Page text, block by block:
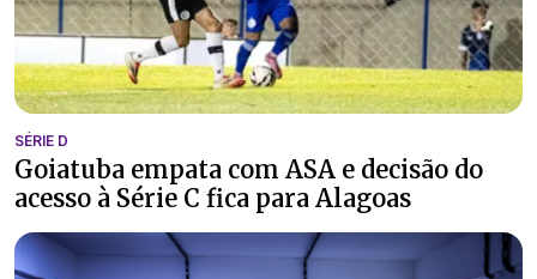
SÉRIE D
Goiatuba empata com ASA e decisão do
acesso à Série C fica para Alagoas